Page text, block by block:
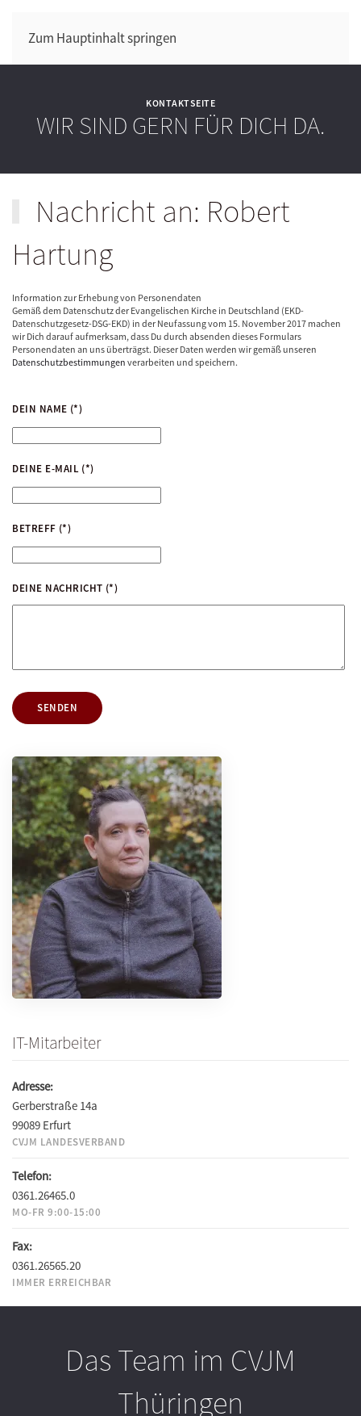
Zum Hauptinhalt springen
KONTAKTSEITE
WIR SIND GERN FÜR DICH DA.
Nachricht an: Robert
Hartung
Information zur Erhebung von Personendaten
Gemäß dem Datenschutz der Evangelischen Kirche in Deutschland (EKD-
Datenschutzgesetz-DSG-EKD) in der Neufassung vom 15. November 2017 machen
wir Dich darauf aufmerksam, dass Du durch absenden dieses Formulars
Personendaten an uns überträgst. Dieser Daten werden wir gemäß unseren
Datenschutzbestimmungen verarbeiten und speichern.
DEIN NAME (*)
DEINE E-MAIL (*)
BETREFF (*)
DEINE NACHRICHT (*)
SENDEN
IT-Mitarbeiter
Adresse:
Gerberstraße 14a
99089 Erfurt
CVJM LANDESVERBAND
Telefon:
0361.26465.0
MO-FR 9:00-15:00
Fax:
0361.26565.20
IMMER ERREICHBAR
Das Team im CVJM
Thüringen